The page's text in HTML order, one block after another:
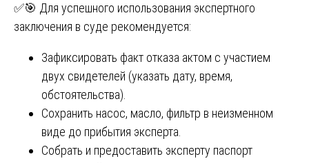
✅🎯 Для успешного использования экспертного
заключения в суде рекомендуется:
Зафиксировать факт отказа актом с участием
двух свидетелей (указать дату, время,
обстоятельства).
Сохранить насос, масло, фильтр в неизменном
виде до прибытия эксперта.
Собрать и предоставить эксперту паспорт